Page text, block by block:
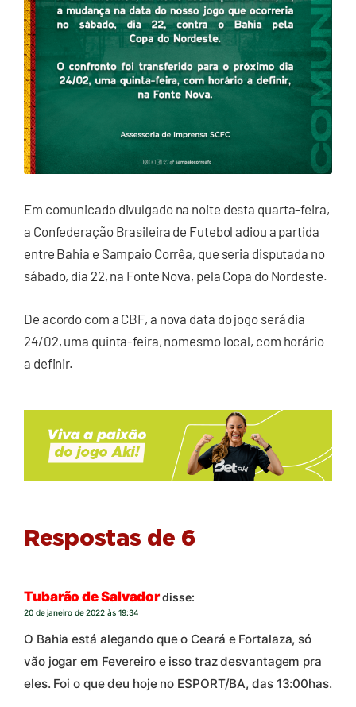
Em comunicado divulgado na noite desta quarta-feira,
a Confederação Brasileira de Futebol adiou a partida
entre Bahia e Sampaio Corrêa, que seria disputada no
sábado, dia 22, na Fonte Nova, pela Copa do Nordeste.
De acordo com a CBF, a nova data do jogo será dia
24/02, uma quinta-feira, nomesmo local, com horário
a definir.
Respostas de 6
Tubarão de Salvadordisse:
20 de janeiro de 2022 às 19:34
O Bahia está alegando que o Ceará e Fortalaza, só
vão jogar em Fevereiro e isso traz desvantagem pra
eles. Foi o que deu hoje no ESPORT/BA, das 13:00has.